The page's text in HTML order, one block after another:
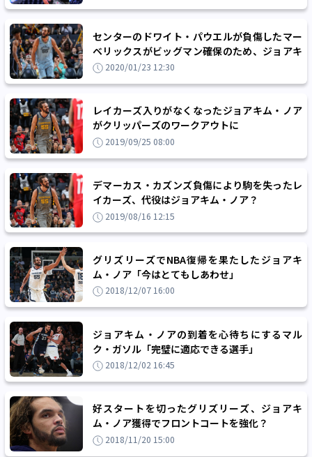
センターのドワイト・パウエルが負傷したマー
ベリックスがビッグマン確保のため、ジョアキ
ム・ノアに連絡との噂
2020/01/23 12:30
レイカーズ入りがなくなったジョアキム・ノア
がクリッパーズのワークアウトに
2019/09/25 08:00
デマーカス・カズンズ負傷により駒を失ったレ
イカーズ、代役はジョアキム・ノア？
2019/08/16 12:15
グリズリーズでNBA復帰を果たしたジョアキ
ム・ノア「今はとてもしあわせ」
2018/12/07 16:00
ジョアキム・ノアの到着を心待ちにするマル
ク・ガソル「完璧に適応できる選手」
2018/12/02 16:45
好スタートを切ったグリズリーズ、ジョアキ
ム・ノア獲得でフロントコートを強化？
2018/11/20 15:00